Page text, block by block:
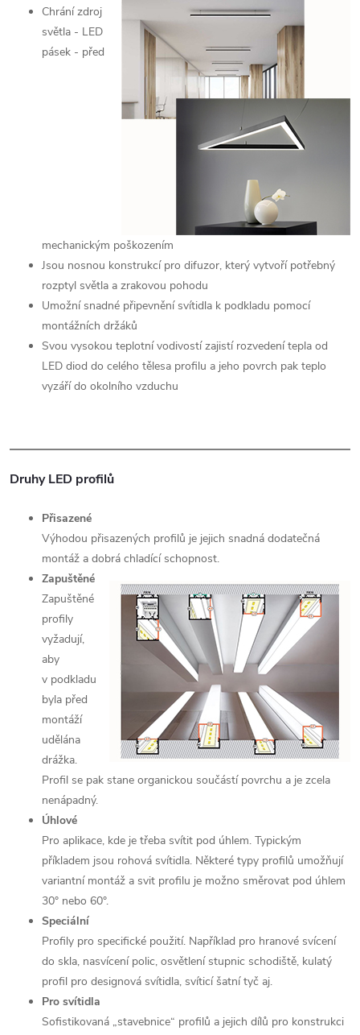
Chrání zdroj
světla - LED
pásek - před
mechanickým poškozením
Jsou nosnou konstrukcí pro difuzor, který vytvoří potřebný
rozptyl světla a zrakovou pohodu
Umožní snadné připevnění svítidla k podkladu pomocí
montážních držáků
Svou vysokou teplotní vodivostí zajistí rozvedení tepla od
LED diod do celého tělesa profilu a jeho povrch pak teplo
vyzáří do okolního vzduchu
Druhy LED profilů
Přisazené
Výhodou přisazených profilů je jejich snadná dodatečná
montáž a dobrá chladící schopnost.
Zapuštěné
Zapuštěné
profily
vyžadují,
aby
v podkladu
byla před
montáží
udělána
drážka.
Profil se pak stane organickou součástí povrchu a je zcela
nenápadný.
Úhlové
Pro aplikace, kde je třeba svítit pod úhlem. Typickým
příkladem jsou rohová svítidla. Některé typy profilů umožňují
variantní montáž a svit profilu je možno směrovat pod úhlem
30° nebo 60°.
Speciální
Profily pro specifické použití. Například pro hranové svícení
do skla, nasvícení polic, osvětlení stupnic schodiště, kulatý
profil pro designová svítidla, svíticí šatní tyč aj.
Pro svítidla
Sofistikovaná „stavebnice“ profilů a jejich dílů pro konstrukci